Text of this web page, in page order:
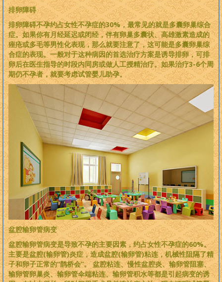
排卵障碍
排卵障碍不孕约占女性不孕症的30%，最常见的就是多囊卵巢综合
症。如果你有月经延迟或闭经，伴有卵巢多囊状、高雄激素造成的
痤疮或多毛等男性化表现，那么就要注意了，这可能是多囊卵巢综
合症的表现。一般对于这种病因的首选治疗方案是诱导排卵，可排
卵后在医生指导的时段内同房或做人工授精治疗。如果治疗3-6个周
期仍不孕者，就要考虑试管婴儿助孕。
盆腔输卵管病变
盆腔输卵管病变是导致不孕的主要因素，约占女性不孕症的60%。
主要是盆腔(输卵管)炎症，造成盆腔(输卵管)粘连，机械性阻隔了精
子和卵子正常的“鹊桥会”。 盆腔粘连、慢性盆腔炎、输卵管阻塞、
输卵管卵巢炎、输卵管伞端粘连、输卵管积水等都是引起病变的诱